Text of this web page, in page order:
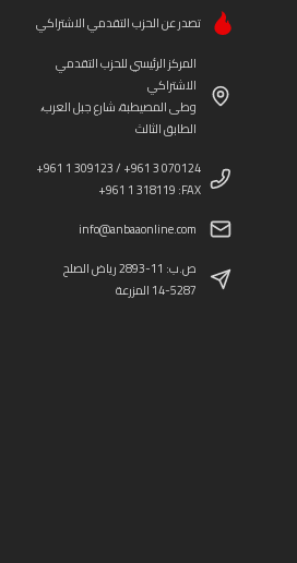
تصدر عن الحزب التقدمي الاشتراكي
المركز الرئيسي للحزب التقدمي
الاشتراكي
وطى المصيطبة، شارع جبل العرب،
الطابق الثالث
+961 1 309123 / +961 3 070124
+961 1 318119 :FAX
info@anbaaonline.com
ص.ب: 11-2893 رياض الصلح
14-5287 المزرعة